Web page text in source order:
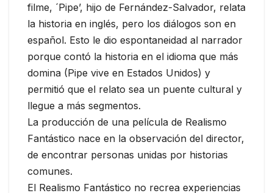
filme, ´Pipe’, hijo de Fernández-Salvador, relata
la historia en inglés, pero los diálogos son en
español. Esto le dio espontaneidad al narrador
porque contó la historia en el idioma que más
domina (Pipe vive en Estados Unidos) y
permitió que el relato sea un puente cultural y
llegue a más segmentos.
La producción de una película de Realismo
Fantástico nace en la observación del director,
de encontrar personas unidas por historias
comunes.
El Realismo Fantástico no recrea experiencias